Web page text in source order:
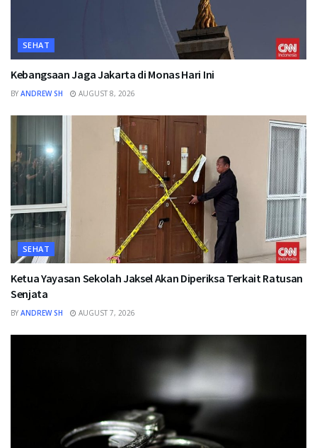
SEHAT
Kebangsaan Jaga Jakarta di Monas Hari Ini
BY ANDREW SH AUGUST 8, 2026
SEHAT
Ketua Yayasan Sekolah Jaksel Akan Diperiksa Terkait Ratusan
Senjata
BY ANDREW SH AUGUST 7, 2026